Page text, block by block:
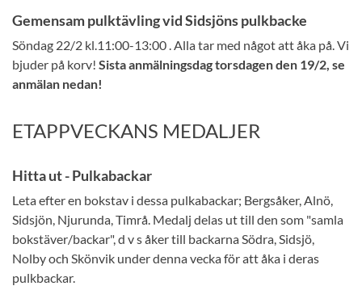
Gemensam pulktävling vid Sidsjöns pulkbacke
Söndag 22/2 kl.11:00-13:00 . Alla tar med något att åka på. Vi
bjuder på korv! Sista anmälningsdag torsdagen den 19/2, se
anmälan nedan!
ETAPPVECKANS MEDALJER
Hitta ut - Pulkabackar
Leta efter en bokstav i dessa pulkabackar; Bergsåker, Alnö,
Sidsjön, Njurunda, Timrå. Medalj delas ut till den som "samla
bokstäver/backar", d v s åker till backarna Södra, Sidsjö,
Nolby och Skönvik under denna vecka för att åka i deras
pulkbackar.